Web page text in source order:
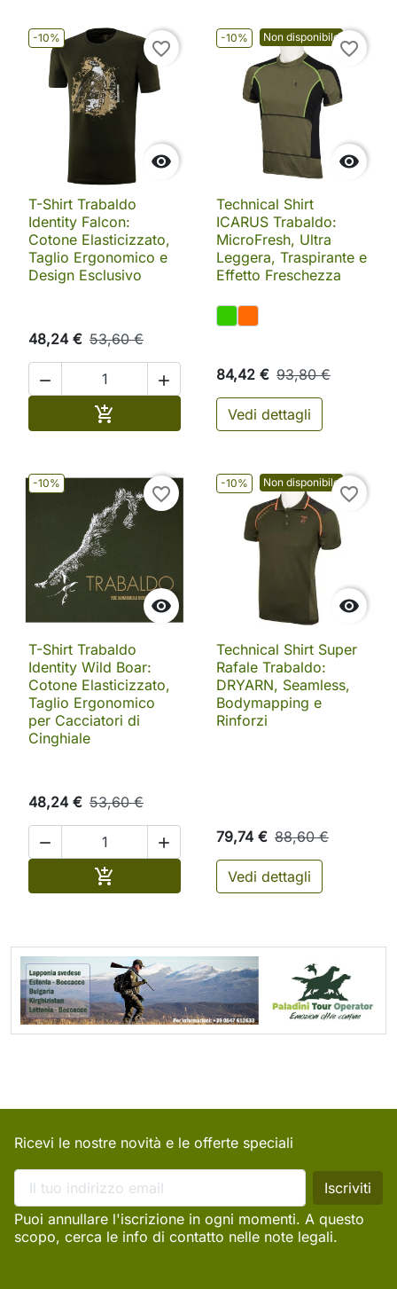
-10%

favorite_border
T-Shirt Trabaldo
Identity Falcon:
Cotone Elasticizzato,
Taglio Ergonomico e
Design Esclusivo
48,24 € 53,60 €
 
 Aggiungi al carrello
-10% Non disponibile

favorite_border
Technical Shirt
ICARUS Trabaldo:
MicroFresh, Ultra
Leggera, Traspirante e
Effetto Freschezza
84,42 € 93,80 €
Vedi dettagli
-10%

favorite_border
T-Shirt Trabaldo
Identity Wild Boar:
Cotone Elasticizzato,
Taglio Ergonomico
per Cacciatori di
Cinghiale
48,24 € 53,60 €
 
 Aggiungi al carrello
-10% Non disponibile

favorite_border
Technical Shirt Super
Rafale Trabaldo:
DRYARN, Seamless,
Bodymapping e
Rinforzi
79,74 € 88,60 €
Vedi dettagli
Ricevi le nostre novità e le offerte speciali
Puoi annullare l'iscrizione in ogni momenti. A questo
scopo, cerca le info di contatto nelle note legali.